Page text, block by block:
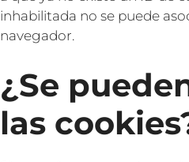
inhabilitada no se puede
navegador.
¿Se
las